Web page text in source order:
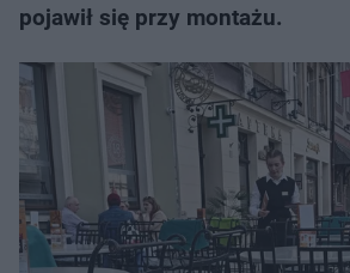
pojawił się przy montażu.